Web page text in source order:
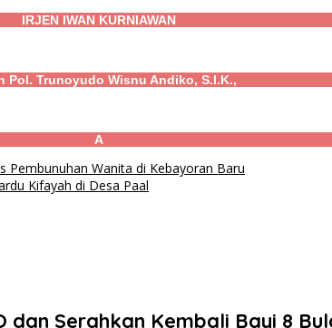
IRJEN IWAN KURNIAWAN
Pol. Trunoyudo Wisnu Andiko, S.I.K.,
A
Pembunuhan Wanita di Kebayoran Baru
Kifayah di Desa Paal
Serahkan Kembali Bayi 8